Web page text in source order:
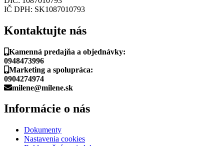
IČ DPH: SK1087010793
Kontaktujte nás
Kamenná predajňa a objednávky:
0948473996
Marketing a spolupráca:
0904274974
milene@milene.sk
Informácie o nás
Dokumenty
Nastavenia cookies